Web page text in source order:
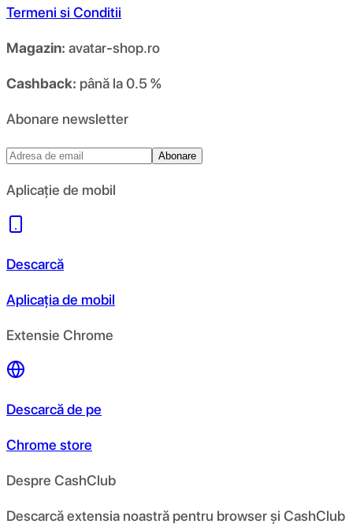
Termeni si Conditii
Magazin: avatar-shop.ro
Cashback: până la 0.5 %
Abonare newsletter
Abonare
Aplicație de mobil
Descarcă
Aplicația de mobil
Extensie Chrome
Descarcă de pe
Chrome store
Despre CashClub
Descarcă extensia noastră pentru browser și CashClub